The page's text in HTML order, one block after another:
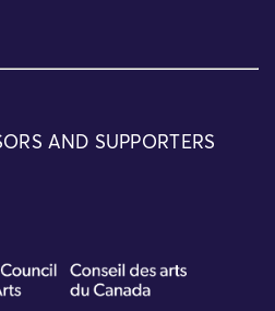
AND SUPPORTERS